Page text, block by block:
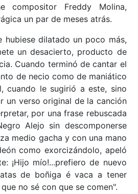
compositor Freddy Molina,
un par de meses atrás.
hubiese dilatado un poco más,
un desacierto, producto de
Cuando terminó de cantar el
de necio como de maniático
cuando le sugirió a este, sino
un verso original de la canción
por una frase rebuscada
Alejo sin descomponerse
medio gacha y con una mano
como exorcizándolo, apeló
¡Hijo mío!...prefiero de nuevo
de boñiga é vaca a tener
no sé con que se comen".